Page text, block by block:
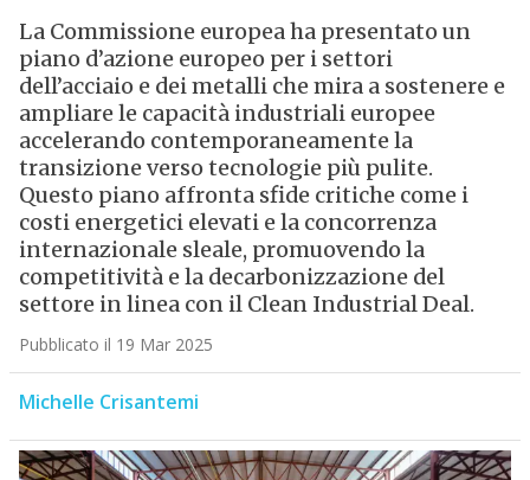
La Commissione europea ha presentato un
piano d’azione europeo per i settori
dell’acciaio e dei metalli che mira a sostenere e
ampliare le capacità industriali europee
accelerando contemporaneamente la
transizione verso tecnologie più pulite.
Questo piano affronta sfide critiche come i
costi energetici elevati e la concorrenza
internazionale sleale, promuovendo la
competitività e la decarbonizzazione del
settore in linea con il Clean Industrial Deal.
Pubblicato il 19 Mar 2025
Michelle Crisantemi